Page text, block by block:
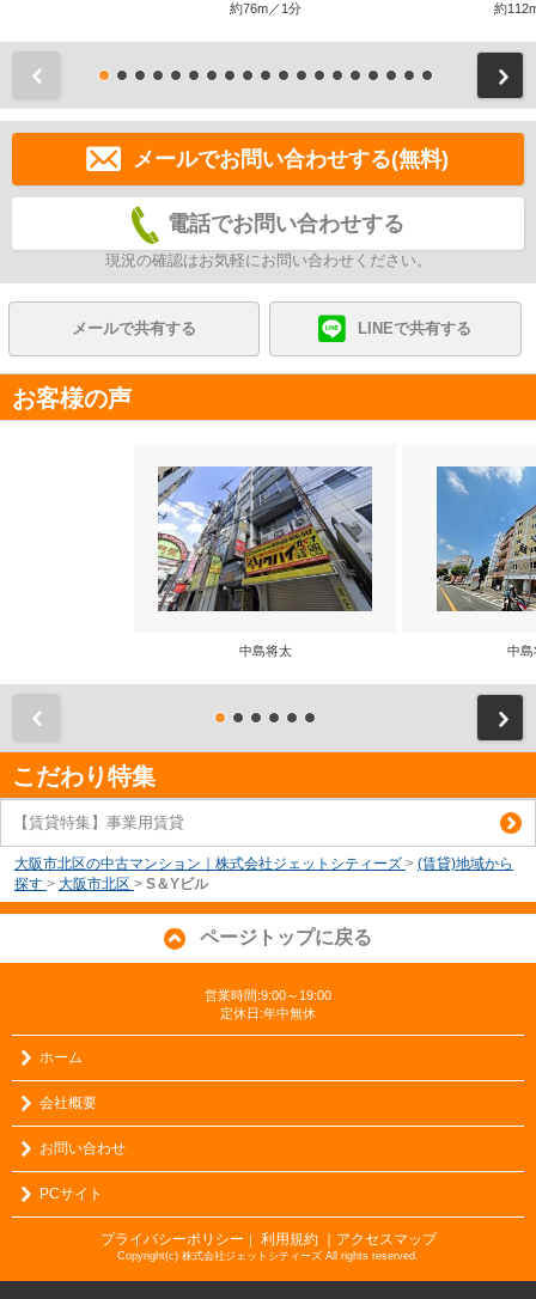
約76m／1分 約
メールでお問い合わせする(無料)
電話でお問い合わせする
現況の確認はお気軽にお問い合わせください。
メールで共有する LINEで共有する
お客様の声
中島将太 中島
こだわり特集
【賃貸特集】事業用賃貸
大阪市北区の中古マンション｜株式会社ジェットシティーズ > (賃貸)地域から
探す > 大阪市北区 > S＆Yビル
ページトップに戻る
営業時間:9:00～19:00
定休日:年中無休
ホーム
会社概要
お問い合わせ
PCサイト
プライバシーポリシー 利用規約 ｜アクセスマップ
Copyright(c) 株式会社ジェットシティーズ All rights reserved.